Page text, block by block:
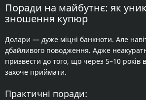
Поради на майбутнє: як
зношення купюр
Долари — дуже міцні банкноти. Але
дбайливого поводження. Адже
призвести до того, що через 5–10 років
захоче приймати.
Практичні поради: